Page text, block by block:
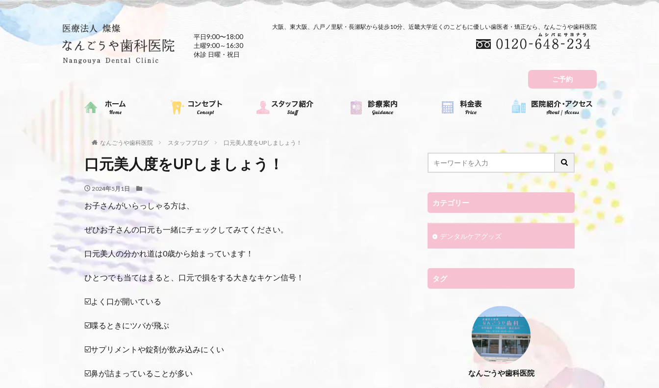
大阪、東大阪、八戸ノ里駅・長瀬駅から徒歩10分、近畿大学近くのこどもに優しい歯医者・矯正なら、なんごうや歯科医院
平日9:00〜18:00
土曜9:00～16:30
休診 日曜・祝日
ご予約
なんごうや歯科医院 スタッフブログ 口元美人度をUPしましょう！
口元美人度をUPしましょう！
2024年5月1日
お子さんがいらっしゃる方は、
ぜひお子さんの口元も一緒にチェックしてみてください。
口元美人の分かれ道は0歳から始まっています！
ひとつでも当てはまると、口元で損をする大きなキケン信号！
☑️よく口が開いている
☑️喋るときにツバが飛ぶ
☑️サプリメントや錠剤が飲み込みにくい
☑️鼻が詰まっていることが多い
カテゴリー
デンタルケアグッズ
タグ
なんごうや歯科医院